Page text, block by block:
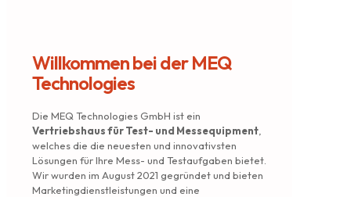
Willkommen bei der MEQ
Technologies
Die MEQ Technologies GmbH ist ein
Vertriebshaus für Test- und Messequipment
welches die die neuesten und innovativsten
Lösungen für Ihre Mess- und Testaufgaben bietet.
Wir wurden im August 2021 gegründet und bieten
Marketingdienstleistungen und eine